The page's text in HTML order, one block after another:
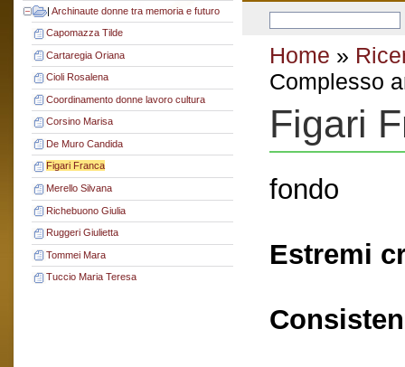
| Archinaute donne tra memoria e futuro
Capomazza Tilde
Cartaregia Oriana
Cioli Rosalena
Coordinamento donne lavoro cultura
Corsino Marisa
De Muro Candida
Figari Franca
Merello Silvana
Richebuono Giulia
Ruggeri Giulietta
Tommei Mara
Tuccio Maria Teresa
Home »
Complesso
Figari
fondo
Estremi